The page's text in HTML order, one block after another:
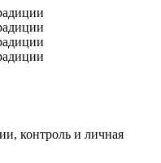
контроль и личная